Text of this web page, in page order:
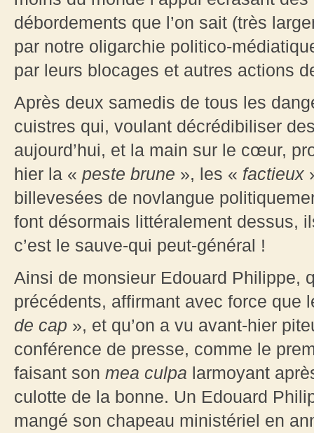
débordements que l’on sait (très
par notre oligarchie politico-
par leurs blocages et autres actions
Après deux samedis de tous les
cuistres qui, voulant décrédibiliser
aujourd’hui, et la main sur le cœur,
hier la « peste brune », les « factieux
billevesées de novlangue
font désormais littéralement dessus,
c’est le sauve-qui peut-général !
Ainsi de monsieur Edouard Philippe,
précédents, affirmant avec force que
de cap », et qu’on a vu avant-hier
conférence de presse, comme le
faisant son mea culpa larmoyant
culotte de la bonne. Un Edouard
mangé son chapeau ministériel en